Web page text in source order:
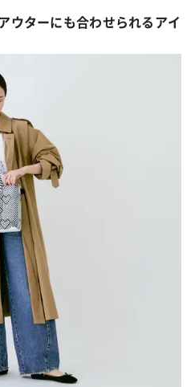
ウターにも合わせられるアイ